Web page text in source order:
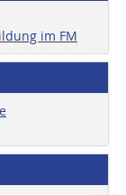
im FM